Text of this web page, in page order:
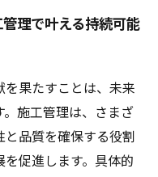
理で叶える持続可能
果たすことは、未来
施工管理は、さまざ
品質を確保する役割
促進します。具体的